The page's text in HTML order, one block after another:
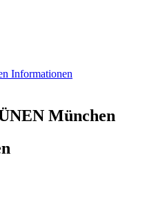
Informationen
München